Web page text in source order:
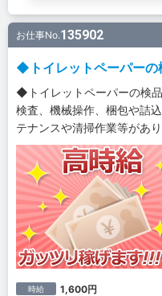
お仕事No.135902
◆トイレットペーパー
◆トイレットペーパーの検
検査、機械操作、梱包や詰
テナンスや清掃作業等があり
時給 1,600円